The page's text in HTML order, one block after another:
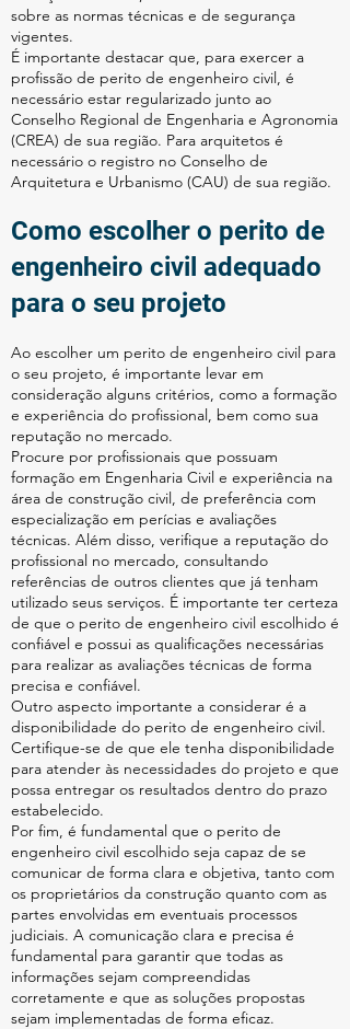
sobre as normas técnicas e de segurança
vigentes.
É importante destacar que, para exercer a
profissão de perito de engenheiro civil, é
necessário estar regularizado junto ao
Conselho Regional de Engenharia e Agronomia
(CREA) de sua região. Para arquitetos é
necessário o registro no Conselho de
Arquitetura e Urbanismo (CAU) de sua região.
Como escolher o perito de
engenheiro civil adequado
para o seu projeto
Ao escolher um perito de engenheiro civil para
o seu projeto, é importante levar em
consideração alguns critérios, como a formação
e experiência do profissional, bem como sua
reputação no mercado.
Procure por profissionais que possuam
formação em Engenharia Civil e experiência na
área de construção civil, de preferência com
especialização em perícias e avaliações
técnicas. Além disso, verifique a reputação do
profissional no mercado, consultando
referências de outros clientes que já tenham
utilizado seus serviços. É importante ter certeza
de que o perito de engenheiro civil escolhido é
confiável e possui as qualificações necessárias
para realizar as avaliações técnicas de forma
precisa e confiável.
Outro aspecto importante a considerar é a
disponibilidade do perito de engenheiro civil.
Certifique-se de que ele tenha disponibilidade
para atender às necessidades do projeto e que
possa entregar os resultados dentro do prazo
estabelecido.
Por fim, é fundamental que o perito de
engenheiro civil escolhido seja capaz de se
comunicar de forma clara e objetiva, tanto com
os proprietários da construção quanto com as
partes envolvidas em eventuais processos
judiciais. A comunicação clara e precisa é
fundamental para garantir que todas as
informações sejam compreendidas
corretamente e que as soluções propostas
sejam implementadas de forma eficaz.